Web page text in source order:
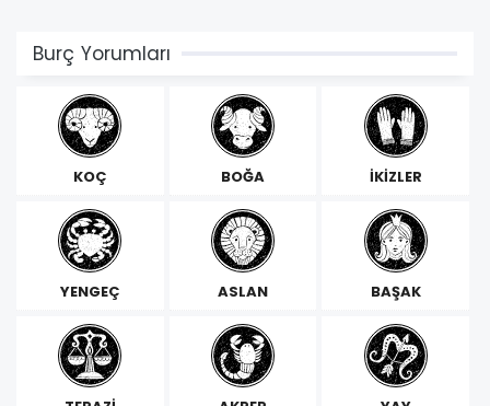
Burç Yorumları
KOÇ BOĞA İKİZLER
YENGEÇ ASLAN BAŞAK